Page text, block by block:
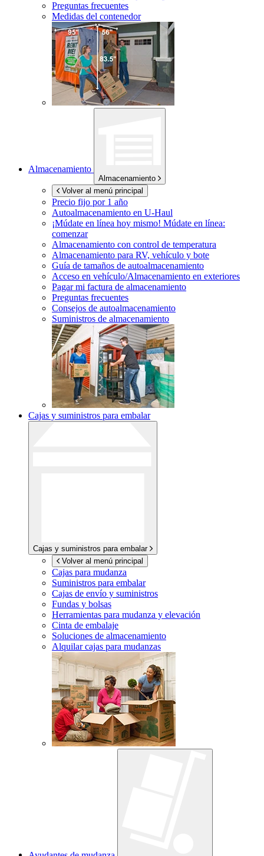
Preguntas frecuentes
Medidas del contenedor
Almacenamiento
Almacenamiento
Volver al menú principal
Precio fijo por 1 año
Autoalmacenamiento en U-Haul
¡Múdate en línea hoy mismo! Múdate en línea:
comenzar
Almacenamiento con control de temperatura
Almacenamiento para RV, vehículo y bote
Guía de tamaños de autoalmacenamiento
Acceso en vehículo/Almacenamiento en exteriores
Pagar mi factura de almacenamiento
Preguntas frecuentes
Consejos de autoalmacenamiento
Suministros de almacenamiento
Cajas y suministros para embalar
Cajas y suministros para embalar
Volver al menú principal
Cajas para mudanza
Suministros para embalar
Cajas de envío y suministros
Fundas y bolsas
Herramientas para mudanza y elevación
Cinta de embalaje
Soluciones de almacenamiento
Alquilar cajas para mudanzas